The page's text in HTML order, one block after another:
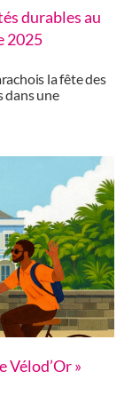
durables au
2025
la fête des
dans une
Vélod’Or »